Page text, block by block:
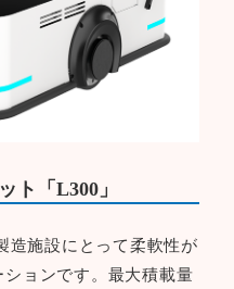
ト「L300」
造施設にとって柔軟性が
ョンです。最大積載量